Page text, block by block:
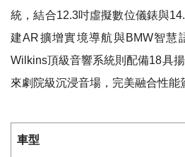
統，結合12.3吋虛擬數位儀錶與
建AR擴增實境導航與BMW智慧
Wilkins頂級音響系統則配備18具
來劇院級沉浸音場，完美融合性能
車型